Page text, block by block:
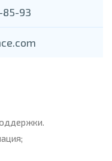
85-93